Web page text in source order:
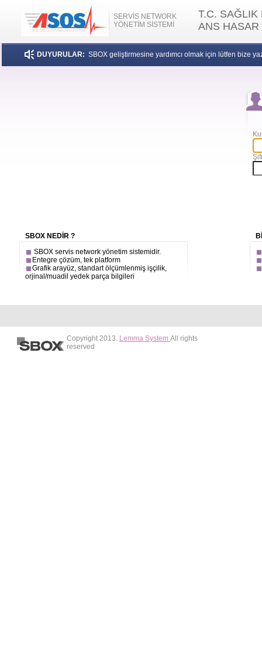
SERVİS NETWORK
YÖNETİM SİSTEMİ
T.C. SAĞLIK
ANS
DUYURULAR: SBOX geliştirmesine yardımcı olmak için lütfen bize
SBOX NEDİR ?
SBOX servis network yönetim sistemidir.
Entegre çözüm, tek platform
Grafik arayüz, standart ölçümlenmiş işçilik,
orjinal/muadil yedek parça bilgileri
Copyright 2013. Lemma System All rights
reserved